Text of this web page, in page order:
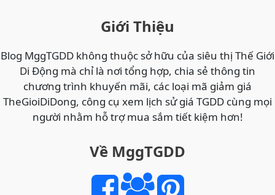
1000XM6
Bose
QC
Giới Thiệu
Blog MggTGDD không thuộc sở hữu của siêu thị Thế Giới
Di Động mà chỉ là nơi tổng hợp, chia sẻ thông tin
chương trình khuyến mãi, các loại mã giảm giá
TheGioiDiDong, công cụ xem lịch sử giá TGDD cùng mọi
người nhằm hỗ trợ mua sắm tiết kiệm hơn!
Về MggTGDD